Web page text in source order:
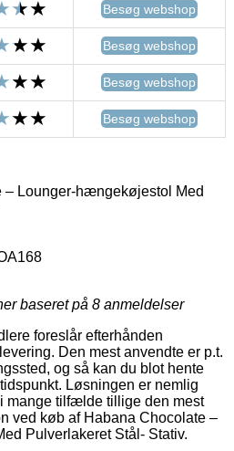
Besøg webshop
Besøg webshop
Besøg webshop
Besøg webshop
– Lounger-hængekøjestol Med
baseret på 8 anmeldelser
foreslår efterhånden
Den mest anvendte er p.t.
og så kan du blot hente
Løsningen er nemlig
mange tilfælde tillige den mest
ved køb af Habana Chocolate –
Pulverlakeret Stål- Stativ.